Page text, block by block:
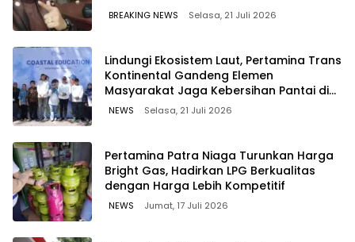
WAWOONE!
BREAKING NEWS Selasa, 21 Juli 2026
Lindungi Ekosistem Laut, Pertamina Trans
Kontinental Gandeng Elemen
Masyarakat Jaga Kebersihan Pantai di
Bitung, Sulawesi
NEWS Selasa, 21 Juli 2026
Pertamina Patra Niaga Turunkan Harga
Bright Gas, Hadirkan LPG Berkualitas
dengan Harga Lebih Kompetitif
NEWS Jumat, 17 Juli 2026